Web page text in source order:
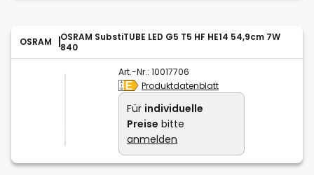
OSRAM
OSRAM SubstiTUBE LED G5 T5 HF HE14 54,9cm 7W
840
Art.-Nr.: 10017706
Produktdatenblatt
Für individuelle
Preise bitte
anmelden